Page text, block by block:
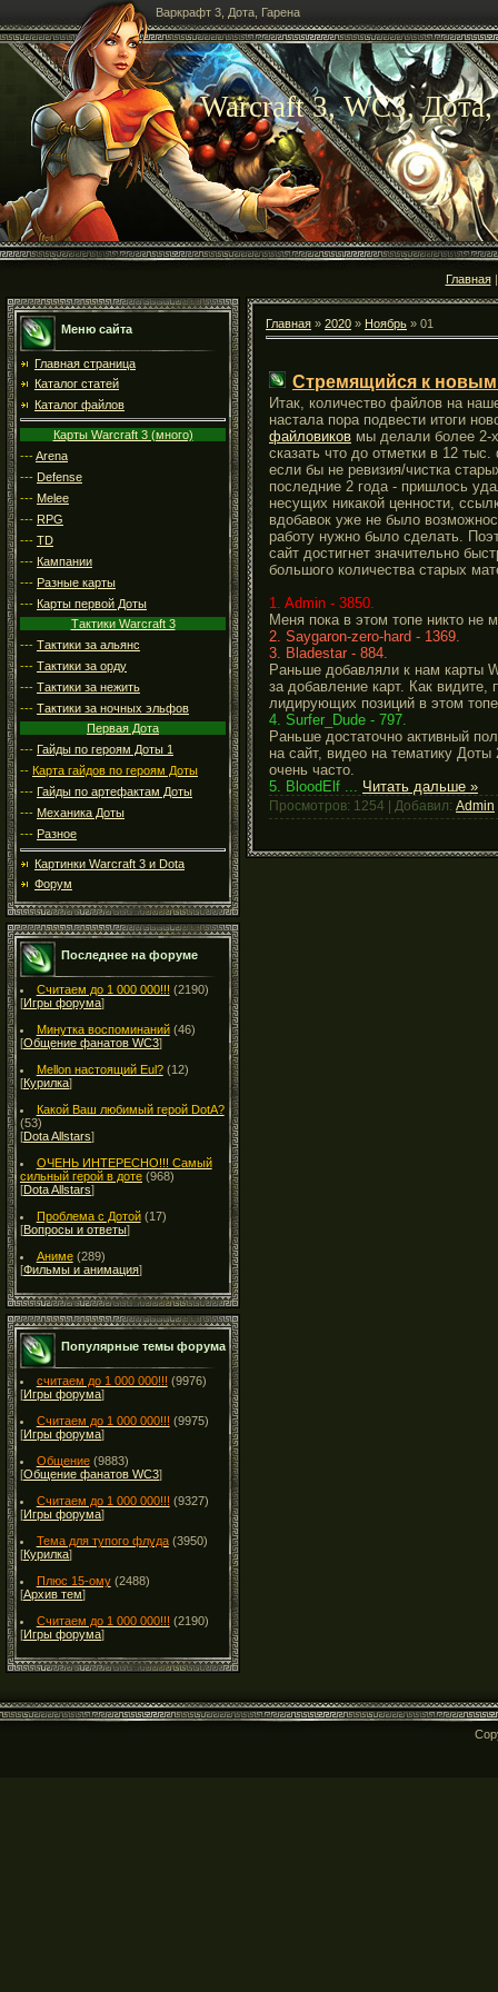
Варкрафт 3, Дота, Гарена
Warcraft 3, WC3, Дота,
Главная
Меню сайта
Главная страница
Каталог статей
Каталог файлов
Карты Warcraft 3 (много)
---Arena
--- Defense
--- Melee
--- RPG
--- TD
--- Кампании
--- Разные карты
--- Карты первой Доты
Тактики Warcraft 3
--- Тактики за альянс
--- Тактики за орду
--- Тактики за нежить
--- Тактики за ночных эльфов
Первая Дота
--- Гайды по героям Доты 1
-- Карта гайдов по героям Доты
--- Гайды по артефактам Доты
--- Механика Доты
--- Разное
Картинки Warcraft 3 и Dota
Форум
Последнее на форуме
Считаем до 1 000 000!!! (2190)
[Игры форума]
Минутка воспоминаний (46)
[Общение фанатов WC3]
Mellon настоящий Eul? (12)
[Курилка]
Какой Ваш любимый герой DotA?
(53)
[Dota Allstars]
ОЧЕНЬ ИНТЕРЕСНО!!! Самый
сильный герой в доте (968)
[Dota Allstars]
Проблема с Дотой (17)
[Вопросы и ответы]
Аниме (289)
[Фильмы и анимация]
Популярные темы форума
считаем до 1 000 000!!! (9976)
[Игры форума]
Считаем до 1 000 000!!! (9975)
[Игры форума]
Общение (9883)
[Общение фанатов WC3]
Считаем до 1 000 000!!! (9327)
[Игры форума]
Тема для тупого флуда (3950)
[Курилка]
Плюс 15-ому (2488)
[Архив тем]
Считаем до 1 000 000!!! (2190)
[Игры форума]
Главная » 2020 » Ноябрь » 01
Стремящийся к
Итак, количество файлов на
настала пора подвести итоги
файловиков мы делали более 2-
сказать что до отметки в 12
если бы не ревизия/чистка
последние 2 года - пришлось
несущих никакой ценности,
вдобавок уже не было
работу нужно было сделать.
сайт достигнет значительно
большого количества старых
1. Admin - 3850.
Меня пока в этом топе никто не
2. Saygaron-zero-hard - 1369.
3. Bladestar - 884.
Раньше добавляли к нам карты
за добавление карт. Как видите,
лидирующих позиций в этом
4. Surfer_Dude - 797.
Раньше достаточно активный
на сайт, видео на тематику
очень часто.
5. BloodElf
Читать дальше »
Просмотров: 1254 | Добавил: Admin